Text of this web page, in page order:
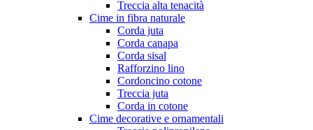
Treccia alta tenacità
Cime in fibra naturale
Corda juta
Corda canapa
Corda sisal
Rafforzino lino
Cordoncino cotone
Treccia juta
Corda in cotone
Cime decorative e ornamentali